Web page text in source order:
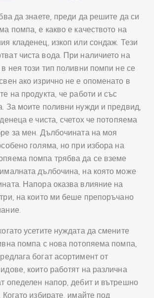
да знаете, преди да решите да си
помпа, е какво е качеството на
кладенец, изкоп или сондаж. Тези
чиста вода. При наличието на
нея този тип поливни помпи не се
ако изрично не е опоменато в
на продукта, че работи и със
За моите поливни нужди и предвид,
е чиста, счетох че потопяема
за мен. Дълбочината на моя
голяма, но при избора на
помпа трябва да се вземе
дълбочина, на която може
Напора оказва влияние на
на които ми беше препоръчано
усетите нуждата да смените
помпа с нова потопяема помпа,
богат асортимент от
които работят на различна
опеделен напор, дебит и вътрешно
избирате, имайте под